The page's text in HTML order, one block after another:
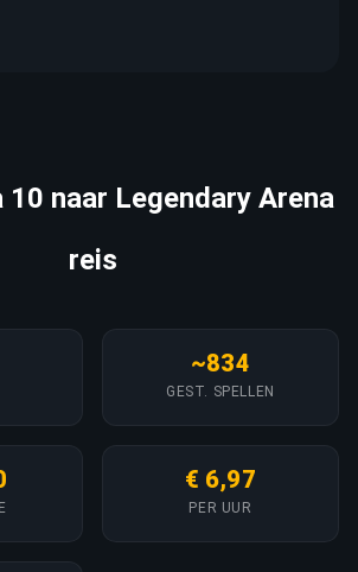
10 naar Legendary Arena
reis
~834
GEST. SPELLEN
€ 6,97
PER UUR